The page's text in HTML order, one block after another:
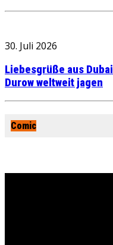
30. Juli 2026
Liebesgrüße aus
Durow weltweit jagen
Comic